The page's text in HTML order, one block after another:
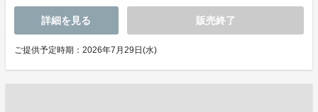
詳細を見る 販売終了
ご提供予定時期：2026年7月29日(水)